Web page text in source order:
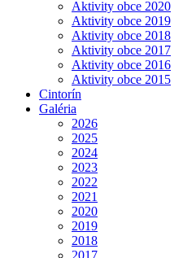
Aktivity obce 2020
Aktivity obce 2019
Aktivity obce 2018
Aktivity obce 2017
Aktivity obce 2016
Aktivity obce 2015
Cintorín
Galéria
2026
2025
2024
2023
2022
2021
2020
2019
2018
2017